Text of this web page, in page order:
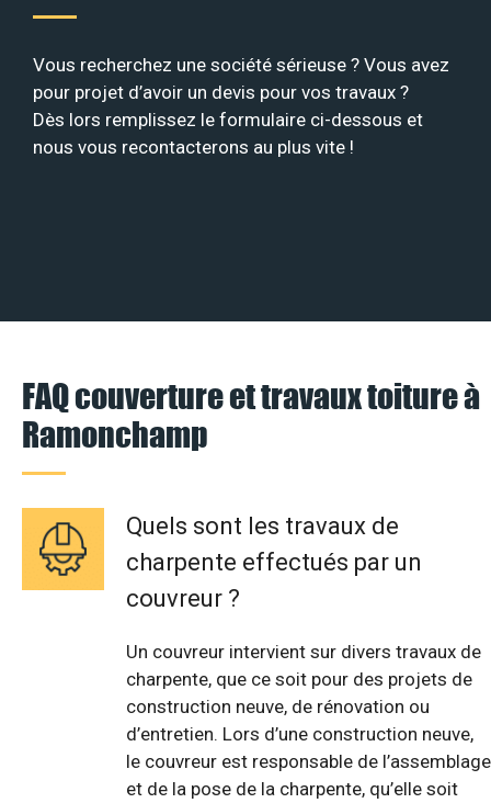
Vous recherchez une société sérieuse ? Vous avez
pour projet d’avoir un devis pour vos travaux ?
Dès lors remplissez le formulaire ci-dessous et
nous vous recontacterons au plus vite !
FAQ couverture et travaux toiture à
Ramonchamp
Quels sont les travaux de
charpente effectués par un
couvreur ?
Un couvreur intervient sur divers travaux de
charpente, que ce soit pour des projets de
construction neuve, de rénovation ou
d’entretien. Lors d’une construction neuve,
le couvreur est responsable de l’assemblage
et de la pose de la charpente, qu’elle soit